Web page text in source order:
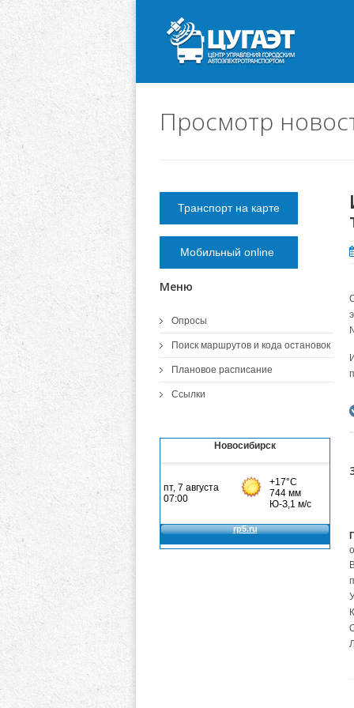
Просмотр
Транспорт на карте
Мобильный online
Меню
Опросы
Поиск маршрутов и кода остановок
Плановое расписание
Ссылки
Новосибирск